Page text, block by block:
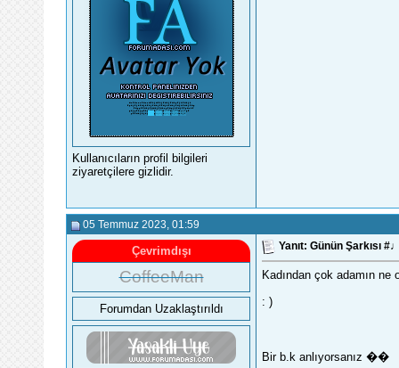
Kullanıcıların profil bilgileri
ziyaretçilere gizlidir.
05 Temmuz 2023 , 01:59
Çevrimdışı
CoffeeMan
Forumdan Uzaklaştırıldı
Yanıt: Günün Şarkısı
Kadından çok adamın ne
: )
Bir b.k anlıyorsanız ��